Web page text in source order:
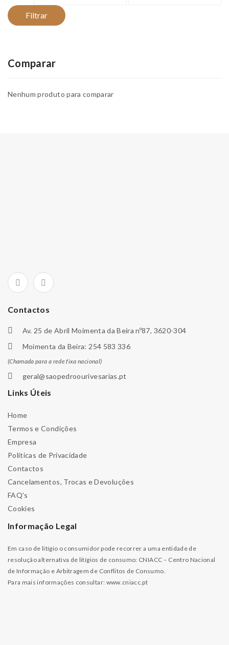
Filtrar
Comparar
Nenhum produto para comparar
Contactos
Av. 25 de Abril Moimenta da Beira nº87, 3620-304
Moimenta da Beira: 254 583 336
(Chamada para a rede fixa nacional)
geral@saopedroourivesarias.pt
Links Úteis
Home
Termos e Condições
Empresa
Políticas de Privacidade
Contactos
Cancelamentos, Trocas e Devoluções
FAQ’s
Cookies
Informação Legal
Em caso de litígio o consumidor pode recorrer a uma entidade de
resolução alternativa de litígios de consumo: CNIACC – Centro Nacional
de Informação e Arbitragem de Conflitos de Consumo.
Para mais informações consultar: www.cniacc.pt